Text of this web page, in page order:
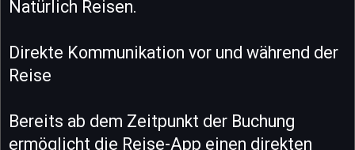
Natürlich Reisen.
Direkte Kommunikation vor und während der
Reise
Bereits ab dem Zeitpunkt der Buchung
ermöglicht die Reise-App einen direkten